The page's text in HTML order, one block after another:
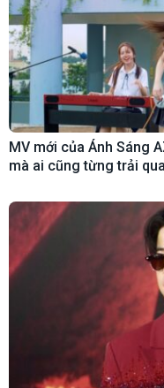
MV mới của Ánh Sáng
mà ai cũng từng trải qua